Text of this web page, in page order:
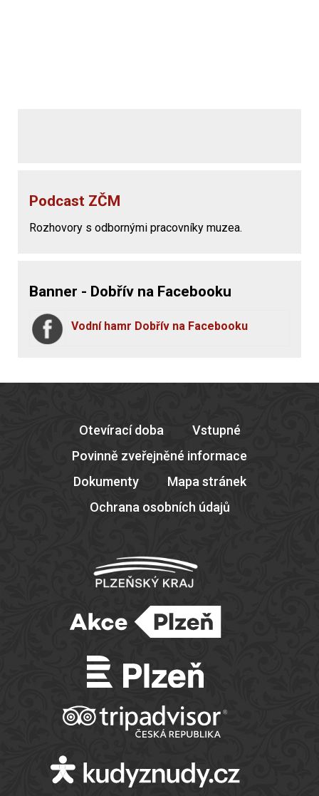
Podcast ZČM
Rozhovory s odbornými pracovníky muzea.
Banner - Dobřív na Facebooku
Vodní hamr Dobřív na Facebooku
Otevírací doba
Vstupné
Povinně zveřejněné informace
Dokumenty
Mapa stránek
Ochrana osobních údajů